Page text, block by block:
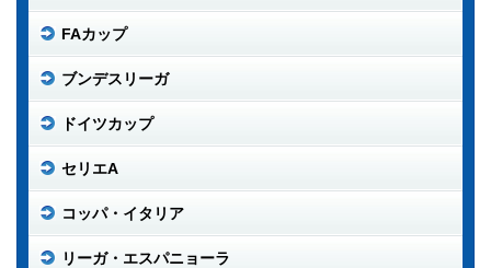
FAカップ
ブンデスリーガ
ドイツカップ
セリエA
コッパ・イタリア
リーガ・エスパニョーラ